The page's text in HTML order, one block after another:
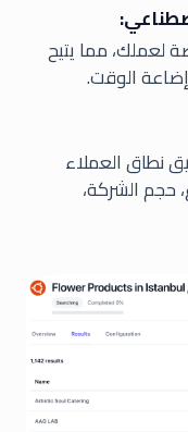
لعملك، مما يتيح
الوقت.
نطاق العملاء
حجم الشركة،